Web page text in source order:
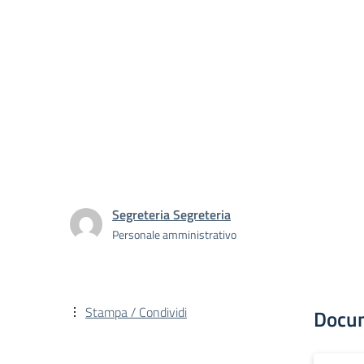
Segreteria Segreteria
Personale amministrativo
Stampa / Condividi